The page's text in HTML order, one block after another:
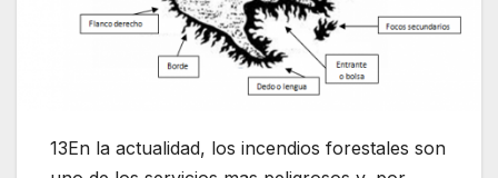
13En la actualidad, los incendios forestales son